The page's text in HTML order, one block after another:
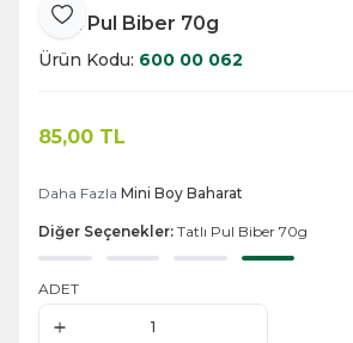
Favoriye Ekle
Tatlı Pul Biber 70g
Ürün Kodu: 600 00 062
85,00 TL
Daha Fazla Mini Boy Baharat
Diğer Seçenekler: Tatlı Pul Biber 70g
ADET